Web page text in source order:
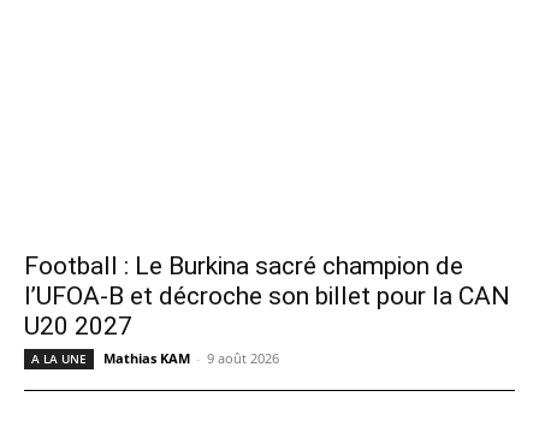
Football : Le Burkina sacré champion de
l’UFOA-B et décroche son billet pour la CAN
U20 2027
A LA UNE Mathias KAM - 9 août 2026